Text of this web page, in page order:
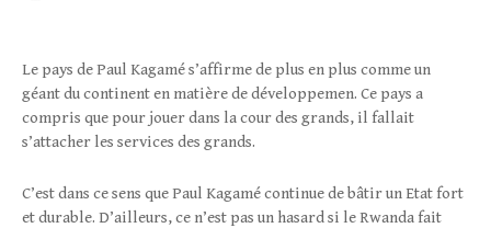
Le pays de Paul Kagamé s’affirme de plus en plus comme un
géant du continent en matière de développemen. Ce pays a
compris que pour jouer dans la cour des grands, il fallait
s’attacher les services des grands.
C’est dans ce sens que Paul Kagamé continue de bâtir un Etat fort
et durable. D’ailleurs, ce n’est pas un hasard si le Rwanda fait